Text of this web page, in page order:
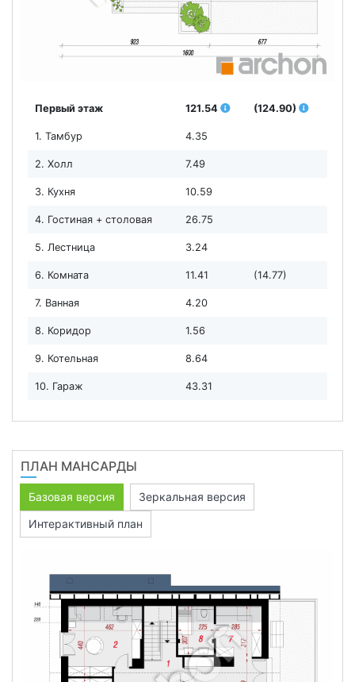
Первый этаж 121.54 (124.90)
1. Тамбур 4.35
2. Холл 7.49
3. Кухня 10.59
4. Гостиная + столовая 26.75
5. Лестница 3.24
6. Комната 11.41 (14.77)
7. Ванная 4.20
8. Коридор 1.56
9. Котельная 8.64
10. Гараж 43.31
ПЛАН МАНСАРДЫ
Базовая версия
Зеркальная версия
Интерактивный план